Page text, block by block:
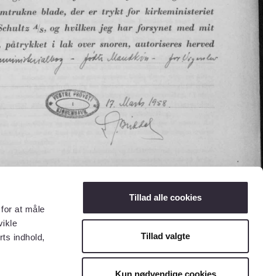
at måle
indhold,
Tillad alle cookies
Tillad valgte
Kun nødvendige cookies